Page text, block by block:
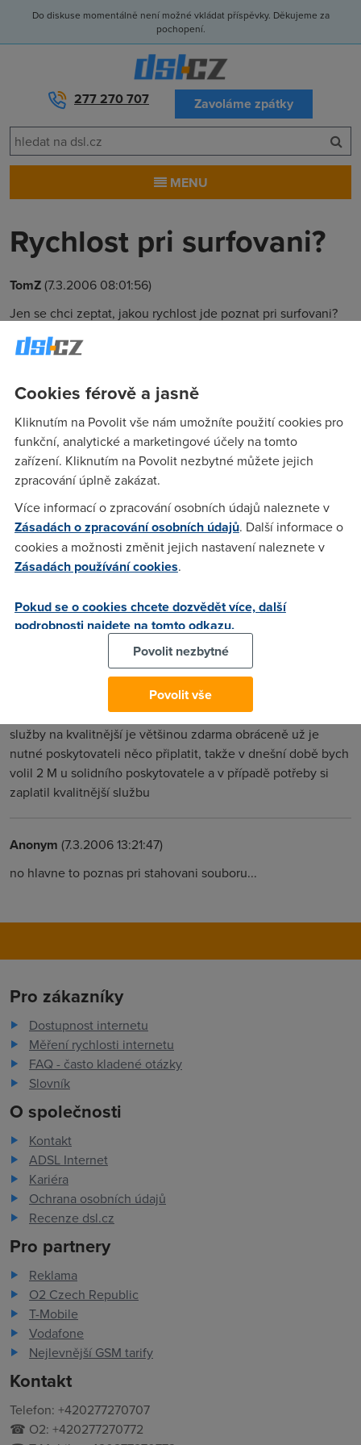
Do diskuse momentálně není možné vkládat příspěvky. Děkujeme za
pochopení.
277 270 707 Zavoláme zpátky
MENU
Rychlost pri surfovani?
TomZ(7.3.2006 08:01:56)
Jen se chci zeptat, jakou rychlost jde poznat pri surfovani?
jako jestli treba poznam pri beznem surfovani (nemyslim
stranky s flash a velkyma obrazkama - to je jasny ze poznam)
uz to je cca stejne. Diky
Heady(7.3.2006 08:09:11)
IMO 2M a vyse uz vubec... Ja osobne jsem zaznamenal
nejvetsi skok mezi dial up :o) a 256 od CTc... Velky, ale uz ne
tak, byl skok mezi 256/64 na 1024/256 a zmena na
2048/256 uz byla co se nacitani stranek tyce, jen
kosmeticka :)
Mao(7.3.2006 13:16:57)
Asi dost záleží na výkonu počítače, na mé staré K6 550 Mhz,
RAM 192 MB je 512 asi max toho co při běžném surfování
využiju, alespoň při používání FF. Těch 2048 je myslím
postačující, omezující budou spíše datové limity, které ale na
běžné surfování a hudbu taky bohatě stačí. PS: změna
služby na kvalitnější je většinou zdarma obráceně už je
nutné poskytovateli něco připlatit, takže v dnešní době bych
volil 2 M u solidního poskytovatele a v případě potřeby si
zaplatil kvalitnější službu
Anonym (7.3.2006 13:21:47)
no hlavne to poznas pri stahovani souboru...
Pro zákazníky
Dostupnost internetu
Měření rychlosti internetu
FAQ - často kladené otázky
Slovník
O společnosti
Kontakt
ADSL Internet
Kariéra
Ochrana osobních údajů
Recenze dsl.cz
Pro partnery
Reklama
O2 Czech Republic
T-Mobile
Vodafone
Nejlevnější GSM tarify
Kontakt
Telefon: +420277270707
☎ O2: +420277270772
Cookies férově a jasně
Kliknutím na Povolit vše nám umožníte použití cookies pro
funkční, analytické a marketingové účely na tomto
zařízení. Kliknutím na Povolit nezbytné můžete jejich
zpracování úplně zakázat.
Více informací o zpracování osobních údajů naleznete v
Zásadách o zpracování osobních údajů. Další informace o
cookies a možnosti změnit jejich nastavení naleznete v
Zásadách používání cookies.
Pokud se o cookies chcete dozvědět více, další
podrobnosti najdete na tomto odkazu.
Povolit nezbytné
Povolit vše